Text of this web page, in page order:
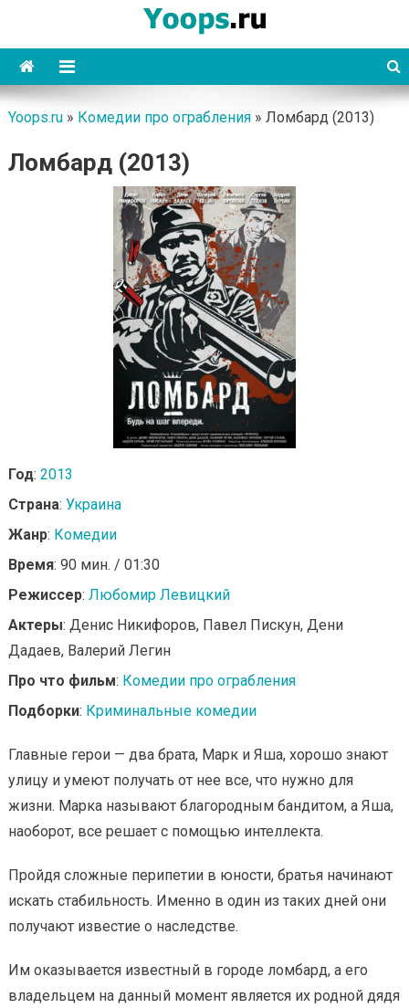
content
Yoops
Yoops.ru» Комедии про ограбления» Ломбард (2013)
Ломбард (2013)
Год: 2013
Страна: Украина
Жанр: Комедии
Время: 90 мин. / 01:30
Режиссер: Любомир Левицкий
Актеры: Денис Никифоров, Павел Пискун, Дени
Дадаев, Валерий Легин
Про что фильм: Комедии про ограбления
Подборки: Криминальные комедии
Главные герои — два брата, Марк и Яша, хорошо знают
улицу и умеют получать от нее все, что нужно для
жизни. Марка называют благородным бандитом, а Яша,
наоборот, все решает с помощью интеллекта.
Пройдя сложные перипетии в юности, братья начинают
искать стабильность. Именно в один из таких дней они
получают известие о наследстве.
Им оказывается известный в городе ломбард, а его
владельцем на данный момент является их родной дядя